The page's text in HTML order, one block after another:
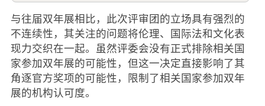
与往届双年展相比，此次评审团的立场具有强烈的
不连续性，其关注的问题将伦理、国际法和文化表
现力交织在一起。虽然评委会没有正式排除相关国
家参加双年展的可能性，但这一决定直接影响了其
角逐官方奖项的可能性，限制了相关国家参加双年
展的机构认可度。